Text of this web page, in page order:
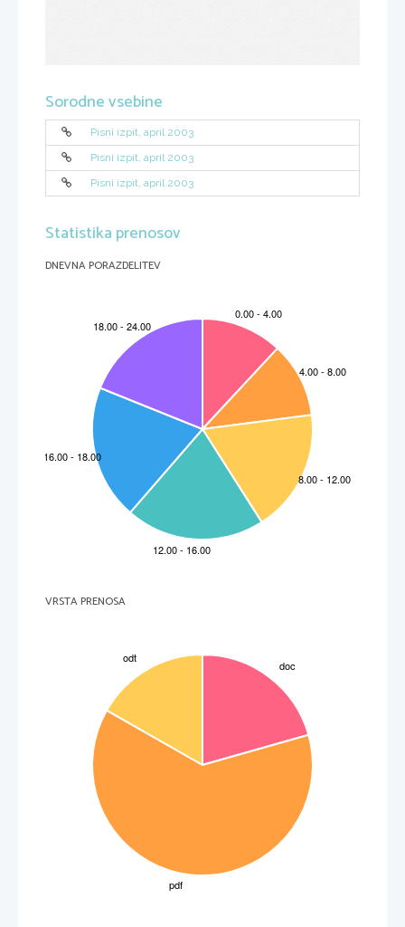
Sorodne vsebine
Pisni izpit, april 2003
Pisni izpit, april 2003
Pisni izpit, april 2003
Statistika prenosov
DNEVNA PORAZDELITEV
VRSTA PRENOSA